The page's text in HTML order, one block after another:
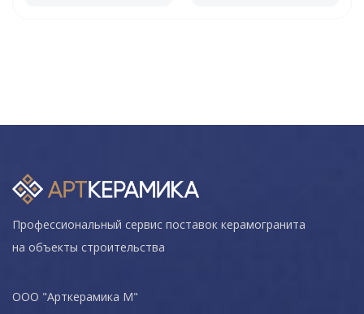
Профессиональный сервис поставок керамогранита
на объекты строительства
ООО "Арткерамика М"